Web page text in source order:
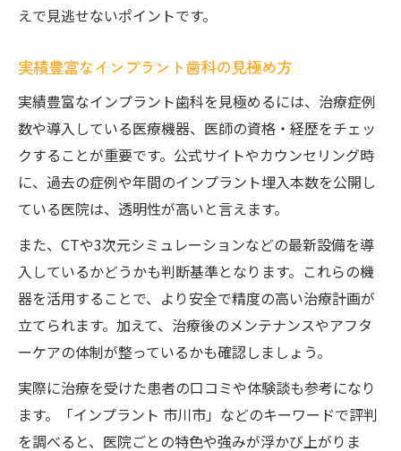
由
ラント
理想のインプラント実現に必要な歯科医院
選び
市川市で納得できるインプラント治療の条
件
専門性と信頼性を兼ね備えた医院を見極め
る
インプラント治療満足度を高めるポイント
自分に合うインプラント歯科医院の選び方
えで見逃せないポイントです。
実績豊富なインプラント歯科の見極め方
実績豊富なインプラント歯科を見極めるには、治療症例
数や導入している医療機器、医師の資格・経歴をチェッ
クすることが重要です。公式サイトやカウンセリング時
に、過去の症例や年間のインプラント埋入本数を公開し
ている医院は、透明性が高いと言えます。
また、CTや3次元シミュレーションなどの最新設備を導
入しているかどうかも判断基準となります。これらの機
器を活用することで、より安全で精度の高い治療計画が
立てられます。加えて、治療後のメンテナンスやアフタ
ーケアの体制が整っているかも確認しましょう。
実際に治療を受けた患者の口コミや体験談も参考になり
ます。「インプラント 市川市」などのキーワードで評判
を調べると、医院ごとの特色や強みが浮かび上がりま